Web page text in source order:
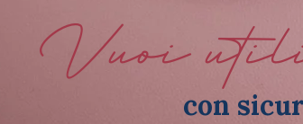
Vuoi
con